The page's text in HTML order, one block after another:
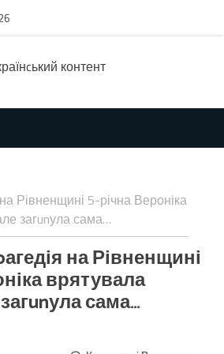
контент
Рівненщині 5-річна Вероніка
загunула сама…
на Рівненщині
врятувала
сама…